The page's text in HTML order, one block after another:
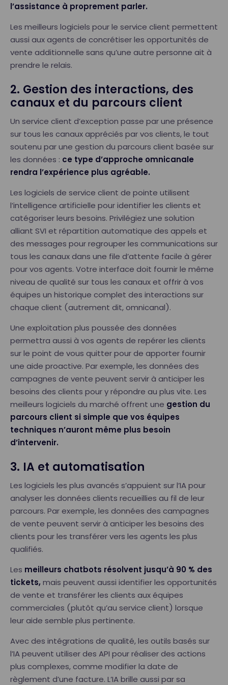
l’assistance à proprement parler.
Les meilleurs logiciels pour le service client permettent
aussi aux agents de concrétiser les opportunités de
vente additionnelle sans qu’une autre personne ait à
prendre le relais.
2. Gestion des interactions, des
canaux et du parcours client
Un service client d’exception passe par une présence
sur tous les canaux appréciés par vos clients, le tout
soutenu par une gestion du parcours client basée sur
les données : ce type d’approche omnicanale
rendra l’expérience plus agréable.
Les logiciels de service client de pointe utilisent
l’intelligence artificielle pour identifier les clients et
catégoriser leurs besoins. Privilégiez une solution
alliant SVI et répartition automatique des appels et
des messages pour regrouper les communications sur
tous les canaux dans une file d’attente facile à gérer
pour vos agents. Votre interface doit fournir le même
niveau de qualité sur tous les canaux et offrir à vos
équipes un historique complet des interactions sur
chaque client (autrement dit, omnicanal).
Une exploitation plus poussée des données
permettra aussi à vos agents de repérer les clients
sur le point de vous quitter pour de apporter fournir
une aide proactive. Par exemple, les données des
campagnes de vente peuvent servir à anticiper les
besoins des clients pour y répondre au plus vite. Les
meilleurs logiciels du marché offrent une gestion du
parcours client si simple que vos équipes
techniques n’auront même plus besoin
d’intervenir.
3. IA et automatisation
Les logiciels les plus avancés s’appuient sur l’IA pour
analyser les données clients recueillies au fil de leur
parcours. Par exemple, les données des campagnes
de vente peuvent servir à anticiper les besoins des
clients pour les transférer vers les agents les plus
qualifiés.
Les meilleurs chatbots résolvent jusqu’à 90 % des
tickets,mais peuvent aussi identifier les opportunités
de vente et transférer les clients aux équipes
commerciales (plutôt qu’au service client) lorsque
leur aide semble plus pertinente.
Avec des intégrations de qualité, les outils basés sur
l’IA peuvent utiliser des API pour réaliser des actions
plus complexes, comme modifier la date de
règlement d’une facture. L’IA brille aussi par sa